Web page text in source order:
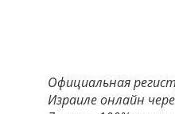
Официальная
Израиле онлайн